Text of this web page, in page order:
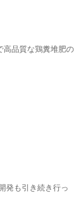
高品質な鶏糞堆肥の
発も引き続き行っ